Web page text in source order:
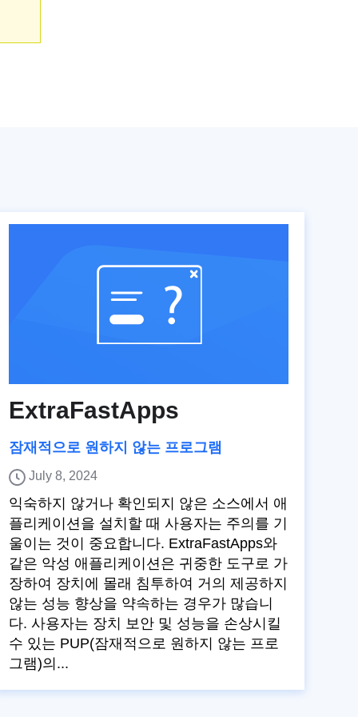
ExtraFastApps
잠재적으로 원하지 않는 프로그램
July 8, 2024
익숙하지 않거나 확인되지 않은 소스에서 애
플리케이션을 설치할 때 사용자는 주의를 기
울이는 것이 중요합니다. ExtraFastApps와
같은 악성 애플리케이션은 귀중한 도구로 가
장하여 장치에 몰래 침투하여 거의 제공하지
않는 성능 향상을 약속하는 경우가 많습니
다. 사용자는 장치 보안 및 성능을 손상시킬
수 있는 PUP(잠재적으로 원하지 않는 프로
그램)의...